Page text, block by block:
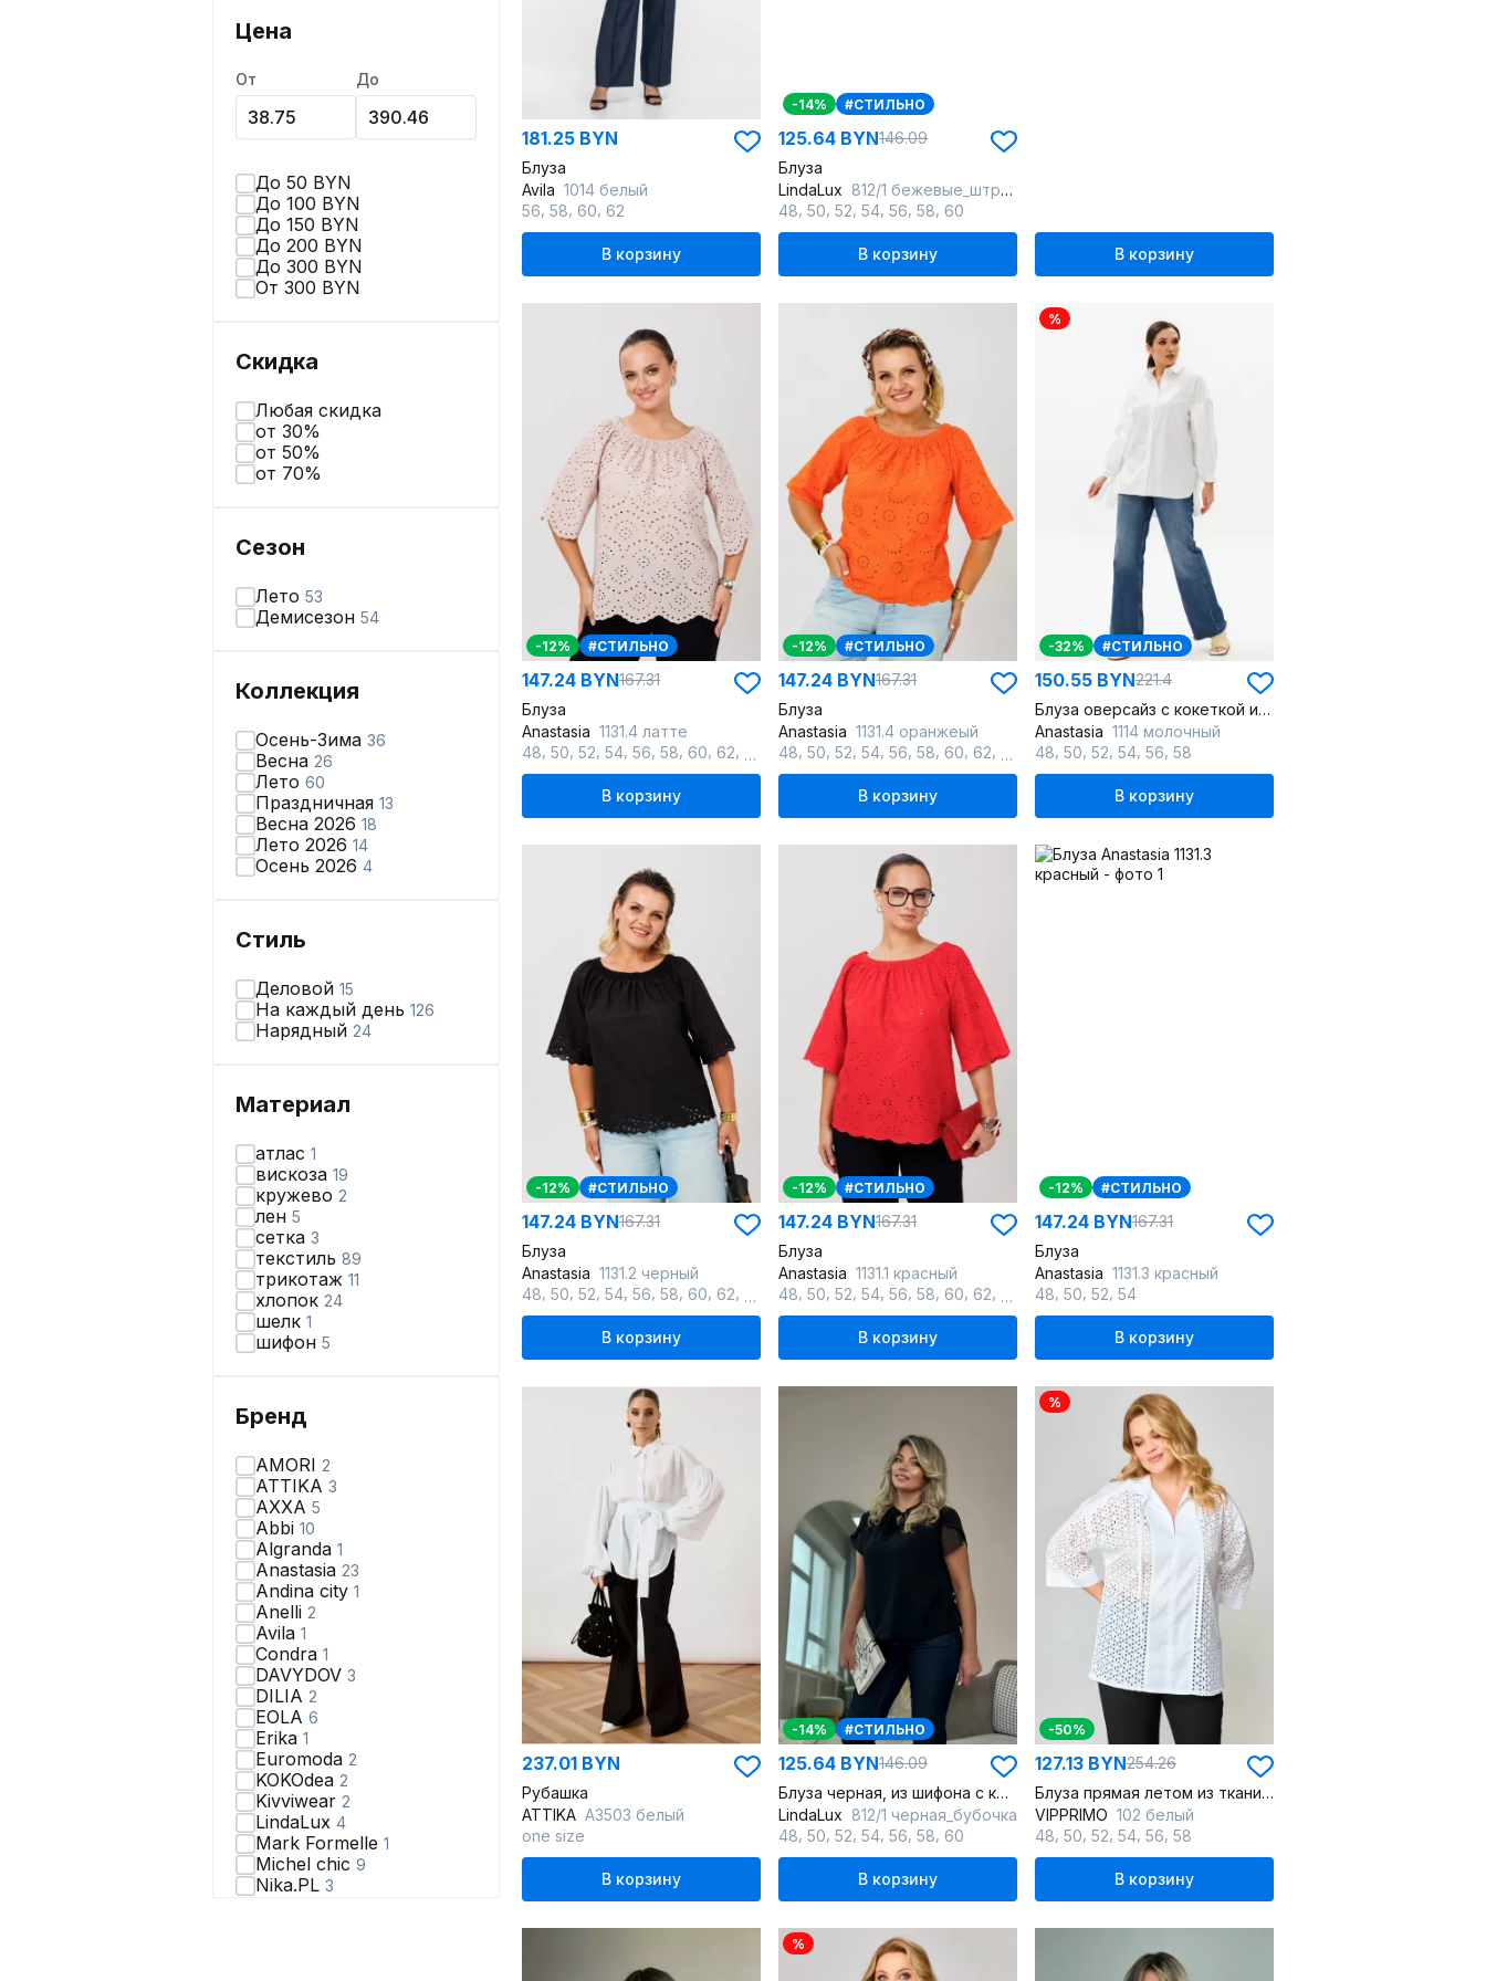
Цена
От До
До 50 BYN
До 100 BYN
До 150 BYN
До 200 BYN
До 300 BYN
От 300 BYN
Скидка
Любая скидка
от 30%
от 50%
от 70%
Сезон
Лето 53
Демисезон 54
Коллекция
Осень-Зима 36
Весна 26
Лето 60
Праздничная 13
Весна 2026 18
Лето 2026 14
Осень 2026 4
Стиль
Деловой 15
На каждый день 126
Нарядный 24
Материал
атлас 1
вискоза 19
кружево 2
лен 5
сетка 3
текстиль 89
трикотаж 11
хлопок 24
шелк 1
шифон 5
Бренд
AMORI 2
ATTIKA 3
AXXA 5
Abbi 10
Algranda 1
Anastasia 23
Andina city 1
Anelli 2
Avila 1
Condra 1
DAVYDOV 3
DILIA 2
EOLA 6
Erika 1
Euromoda 2
KOKOdea 2
Kivviwear 2
LindaLux 4
Mark Formelle 1
Michel chic 9
Nika.PL 3
181.25 BYN
Блуза
Avila 1014 белый
56 58 60 62
В корзину
-14% #СТИЛЬНО
125.64 BYN146.09
Блуза
LindaLux 812/1 бежевые_штрихи
48 50 52 54 56 58 60
В корзину В корзину
-12% #СТИЛЬНО
147.24 BYN167.31
Блуза
Anastasia 1131.4 латте
48 50 52 54 56 58 60 62
В корзину
-12% #СТИЛЬНО
147.24 BYN167.31
Блуза
Anastasia 1131.4 оранжеый
48 50 52 54 56 58 60 62
В корзину
%
-32% #СТИЛЬНО
150.55 BYN221.4
Блуза оверсайз с кокеткой и складками, с длинным рукавом
Anastasia 1114 молочный
48 50 52 54 56 58
В корзину
-12% #СТИЛЬНО
147.24 BYN167.31
Блуза
Anastasia 1131.2 черный
48 50 52 54 56 58 60 62
В корзину
-12% #СТИЛЬНО
147.24 BYN167.31
Блуза
Anastasia 1131.1 красный
48 50 52 54 56 58 60 62
В корзину
-12% #СТИЛЬНО
147.24 BYN167.31
Блуза
Anastasia 1131.3 красный
48 50 52 54
В корзину
237.01 BYN
Рубашка
ATTIKA A3503 белый
one size
В корзину
-14% #СТИЛЬНО
125.64 BYN146.09
Блуза черная, из шифона с коротким рукавом
LindaLux 812/1 черная_бубочка
48 50 52 54 56 58 60
В корзину
%
-50%
127.13 BYN254.26
Блуза прямая летом из ткани “решелье” с воротником-стойкой
VIPPRIMO 102 белый
48 50 52 54 56 58
В корзину
%